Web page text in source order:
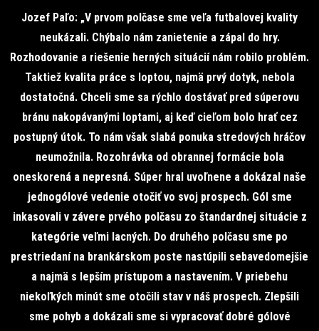
Jozef Paľo: „V prvom polčase sme veľa futbalovej kvality
neukázali. Chýbalo nám zanietenie a zápal do hry.
Rozhodovanie a riešenie herných situácií nám robilo problém.
Taktiež kvalita práce s loptou, najmä prvý dotyk, nebola
dostatočná. Chceli sme sa rýchlo dostávať pred súperovu
bránu nakopávanými loptami, aj keď cieľom bolo hrať cez
postupný útok. To nám však slabá ponuka stredových hráčov
neumožnila. Rozohrávka od obrannej formácie bola
oneskorená a nepresná. Súper hral uvoľnene a dokázal naše
jednogólové vedenie otočiť vo svoj prospech. Gól sme
inkasovali v závere prvého polčasu zo štandardnej situácie z
kategórie veľmi lacných. Do druhého polčasu sme po
prestriedaní na brankárskom poste nastúpili sebavedomejšie
a najmä s lepším prístupom a nastavením. V priebehu
niekoľkých minút sme otočili stav v náš prospech. Zlepšili
sme pohyb a dokázali sme si vypracovať dobré gólové